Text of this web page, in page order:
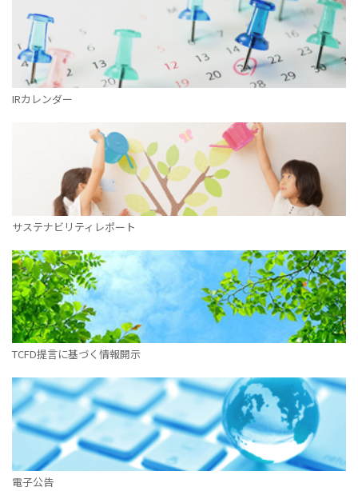
IRカレンダー
サステナビリティレポート
TCFD提言に基づく情報開示
電子公告